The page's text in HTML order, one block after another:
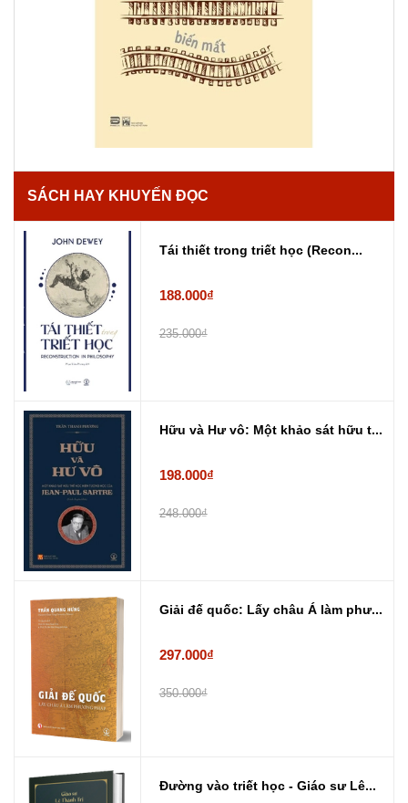
SÁCH HAY KHUYẾN ĐỌC
Tái thiết trong triết học (Recon...
188.000₫
235.000₫
Hữu và Hư vô: Một khảo sát hữu t...
198.000₫
248.000₫
Giải đế quốc: Lấy châu Á làm phư...
297.000₫
350.000₫
Đường vào triết học - Giáo sư Lê...